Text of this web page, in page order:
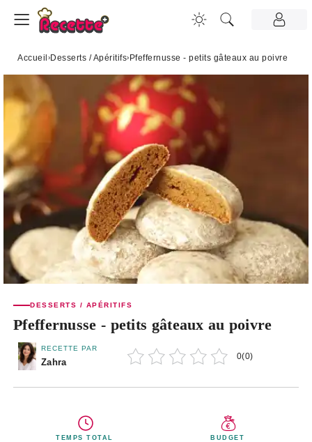
Accueil ›Desserts / Apéritifs› Pfeffernusse - petits gâteaux au poivre
DESSERTS / APÉRITIFS
Pfeffernusse - petits gâteaux au poivre
RECETTE PAR
Zahra
0(0)
TEMPS TOTAL BUDGET